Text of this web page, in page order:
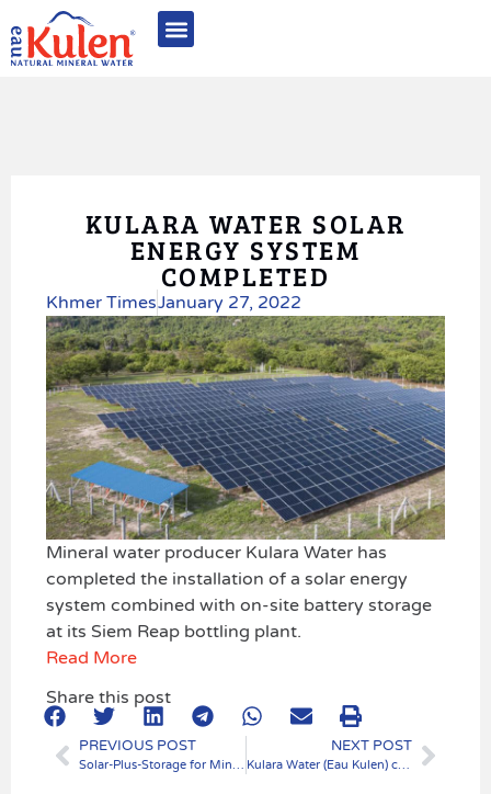
KULARA WATER SOLAR
ENERGY SYSTEM
COMPLETED
Khmer TimesJanuary 27, 2022
Mineral water producer Kulara Water has
completed the installation of a solar energy
system combined with on-site battery storage
at its Siem Reap bottling plant.
Read More
Share this post
PREVIOUS POST
Solar-Plus-Storage for Mineral Water Producer in Cambodia
NEXT POST
Kulara Water (Eau Kulen) consolide son indépendance énergétique avec TotalEnergies